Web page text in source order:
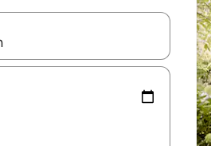
beschikbaar zijn, maak je een